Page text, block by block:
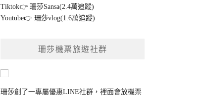
Tiktok👉珊莎Sansa(2.4萬追蹤)
Youtube👉珊莎vlog(1.6萬追蹤)
珊莎機票旅遊社群
珊莎創了一專屬優惠LINE社群，裡面會放機票